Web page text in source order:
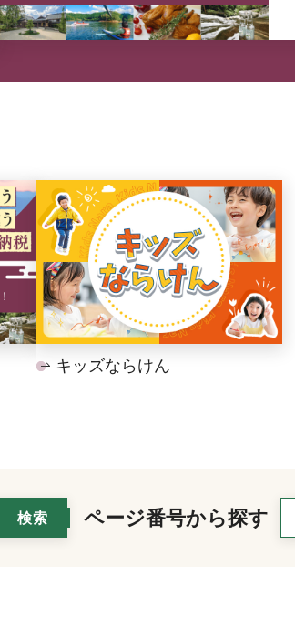
キッズならけん
ページ番号から探す